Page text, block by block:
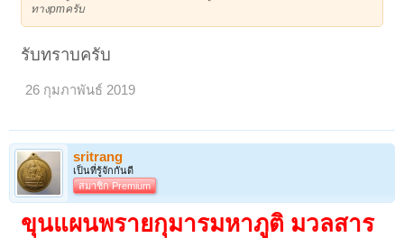
ทางpmครับ
รับทราบครับ
26 กุมภาพันธ์ 2019
sritrang
เป็นที่รู้จักกันดี
สมาชิก Premium
ขุนแผนพรายกุมารมหาภูติ มวลสาร